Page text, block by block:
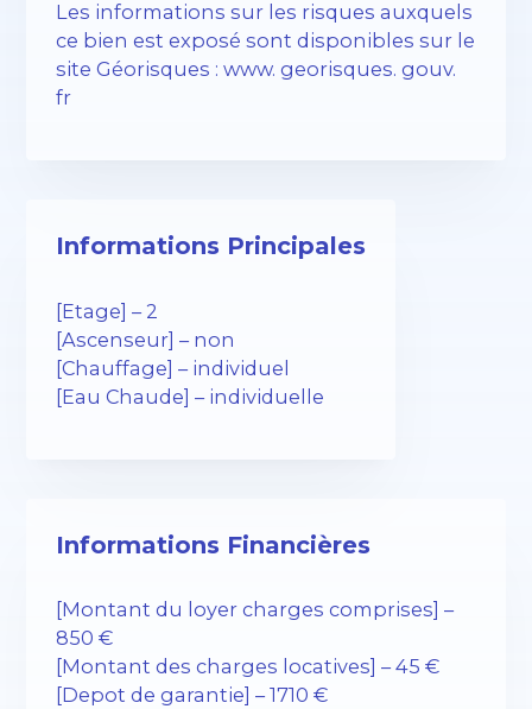
Les informations sur les risques auxquels
ce bien est exposé sont disponibles sur le
site Géorisques : www. georisques. gouv.
fr
Informations Principales
[Etage] – 2
[Ascenseur] – non
[Chauffage] – individuel
[Eau Chaude] – individuelle
Informations Financières
[Montant du loyer charges comprises] –
850 €
[Montant des charges locatives] – 45 €
[Depot de garantie] – 1710 €